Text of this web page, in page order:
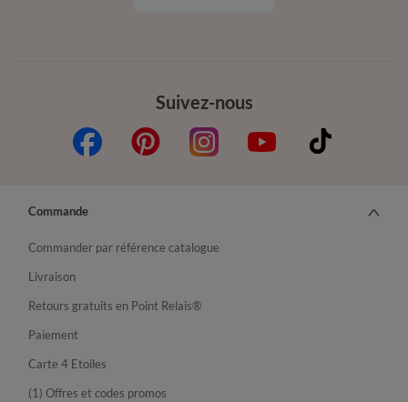
Suivez-nous
Commande
Commander par référence catalogue
Livraison
Retours gratuits en Point Relais®
Paiement
Carte 4 Etoiles
(1) Offres et codes promos